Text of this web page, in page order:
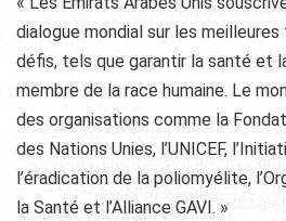
dialogue mondial sur les
défis, tels que garantir la santé et
membre de la race humaine. Le
des organisations comme la
des Nations Unies, l’UNICEF,
l’éradication de la poliomyélite,
la Santé et l’Alliance GAVI. »